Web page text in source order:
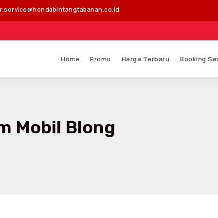
Home Promo Harga Terbaru Booking
Mobil Blong